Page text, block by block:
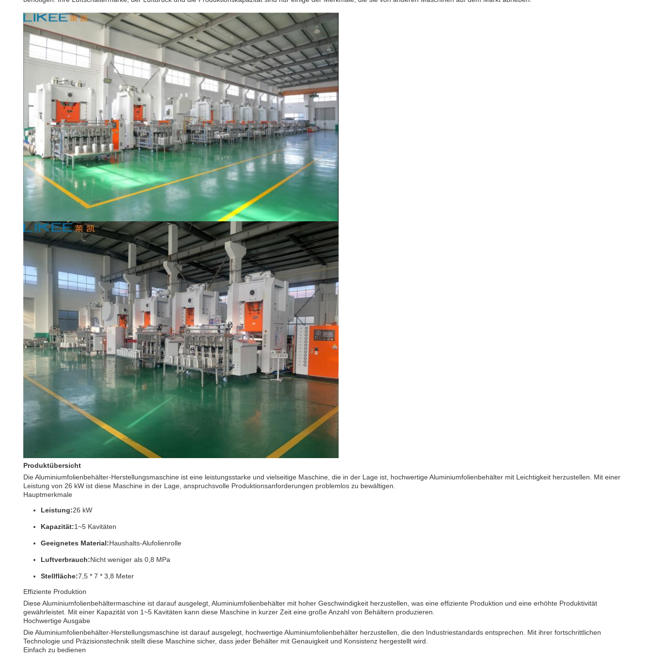
Produktübersicht
Die Aluminiumfolienbehälter-Herstellungsmaschine ist eine leistungsstarke und vielseitige Maschine, die in der Lage ist, hochwertige Aluminiumfolienbehälter mit Leichtigkeit herzustellen. Mit einer
Leistung von 26 kW ist diese Maschine in der Lage, anspruchsvolle Produktionsanforderungen problemlos zu bewältigen.
Hauptmerkmale
Leistung:26 kW
Kapazität:1~5 Kavitäten
Geeignetes Material:Haushalts-Alufolienrolle
Luftverbrauch:Nicht weniger als 0,8 MPa
Stellfläche:7,5 * 7 * 3,8 Meter
Effiziente Produktion
Diese Aluminiumfolienbehältermaschine ist darauf ausgelegt, Aluminiumfolienbehälter mit hoher Geschwindigkeit herzustellen, was eine effiziente Produktion und eine erhöhte Produktivität
gewährleistet. Mit einer Kapazität von 1~5 Kavitäten kann diese Maschine in kurzer Zeit eine große Anzahl von Behältern produzieren.
Hochwertige Ausgabe
Die Aluminiumfolienbehälter-Herstellungsmaschine ist darauf ausgelegt, hochwertige Aluminiumfolienbehälter herzustellen, die den Industriestandards entsprechen. Mit ihrer fortschrittlichen
Technologie und Präzisionstechnik stellt diese Maschine sicher, dass jeder Behälter mit Genauigkeit und Konsistenz hergestellt wird.
Einfach zu bedienen